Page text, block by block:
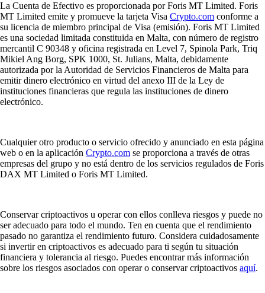
La Cuenta de Efectivo es proporcionada por Foris MT Limited. Foris
MT Limited emite y promueve la tarjeta Visa Crypto.com conforme a
su licencia de miembro principal de Visa (emisión). Foris MT Limited
es una sociedad limitada constituida en Malta, con número de registro
mercantil C 90348 y oficina registrada en Level 7, Spinola Park, Triq
Mikiel Ang Borg, SPK 1000, St. Julians, Malta, debidamente
autorizada por la Autoridad de Servicios Financieros de Malta para
emitir dinero electrónico en virtud del anexo III de la Ley de
instituciones financieras que regula las instituciones de dinero
electrónico.
Cualquier otro producto o servicio ofrecido y anunciado en esta página
web o en la aplicación Crypto.com se proporciona a través de otras
empresas del grupo y no está dentro de los servicios regulados de Foris
DAX MT Limited o Foris MT Limited.
Conservar criptoactivos u operar con ellos conlleva riesgos y puede no
ser adecuado para todo el mundo. Ten en cuenta que el rendimiento
pasado no garantiza el rendimiento futuro. Considera cuidadosamente
si invertir en criptoactivos es adecuado para ti según tu situación
financiera y tolerancia al riesgo. Puedes encontrar más información
sobre los riesgos asociados con operar o conservar criptoactivos aquí.